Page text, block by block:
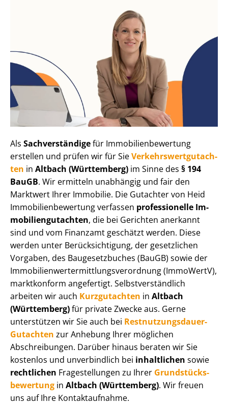
Als Sachverständigefür Im­mo­bi­li­en­be­wer­tung
erstellen und prüfen wir für SieVer­kehrs­wert­gut­ach­
ten in Altbach (Württemberg) im Sinne des § 194
BauGB. Wir ermitteln unabhängig und fair den
Marktwert Ihrer Immobilie. Die Gutachter von Heid
Im­mo­bi­li­en­be­wer­tung verfassen professionelle Im­
mo­bi­li­en­gut­ach­ten, die bei Gerichten anerkannt
sind und vom Finanzamt geschätzt werden. Diese
werden unter Be­rück­sich­ti­gung, der gesetzlichen
Vorgaben, des Baugesetzbuches (BauGB) sowie der
Im­mo­bi­li­en­wert­ermitt­lungs­ver­ord­nung (ImmoWertV),
marktkonform angefertigt. Selbst­ver­ständ­lich
arbeiten wir auch Kurzgutachten in Altbach
(Württemberg)für private Zwecke aus. Gerne
unterstützen wir Sie auch bei Rest­nut­zungs­dau­er-
Gutachten zur Anhebung Ihrer möglichen
Abschreibungen. Darüber hinaus beraten wir Sie
kostenlos und unverbindlich bei inhaltlichen sowie
rechtlichen Fragestellungen zu Ihrer Grund­stücks­
be­wer­tung in Altbach (Württemberg). Wir freuen
uns auf Ihre Kontaktaufnahme.